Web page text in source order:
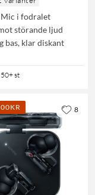
Mic i fodralet
störande ljud
bas, klar diskant
50+ st
8